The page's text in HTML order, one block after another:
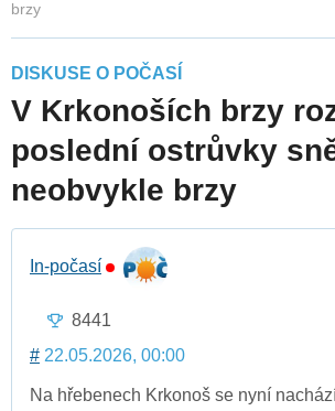
brzy
DISKUSE O POČASÍ
V Krkonoších brzy
poslední ostrůvky
neobvykle brzy
In-počasí
8441
# 22.05.2026, 00:00
Na hřebenech Krkonoš se nyní